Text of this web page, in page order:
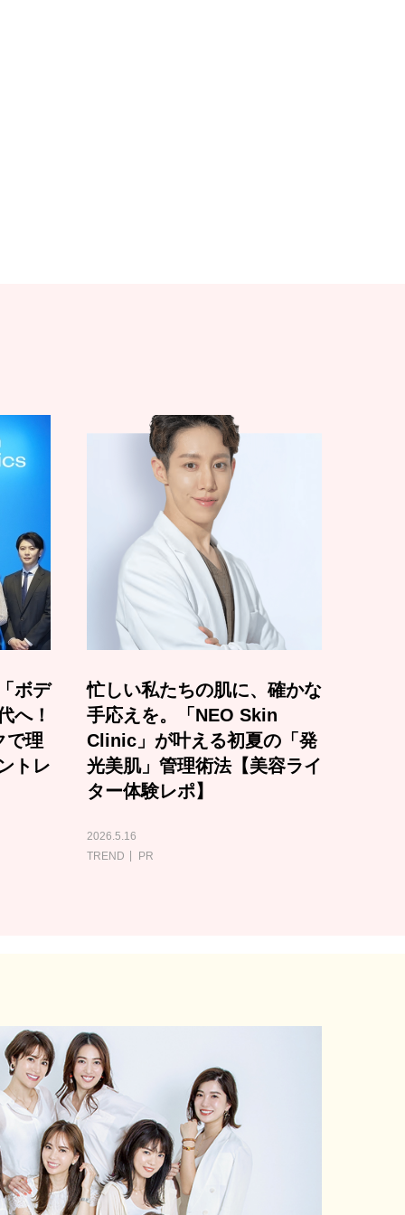
ボデ
へ！
で理
トレ
忙しい私たちの肌に、確かな
手応えを。「NEO Skin
Clinic」が叶える初夏の「発
光美肌」管理術法【美容ライ
ター体験レポ】
2026.5.16
TREND
PR